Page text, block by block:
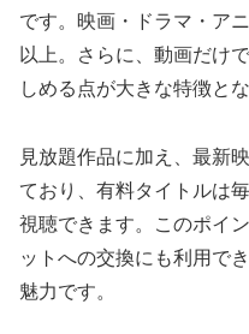
です。映画・ドラマ・ア
以上。さらに、動画だけ
しめる点が大きな特徴と
見放題作品に加え、最新
ており、有料タイトルは
視聴できます。このポイ
ットへの交換にも利用で
魅力です。